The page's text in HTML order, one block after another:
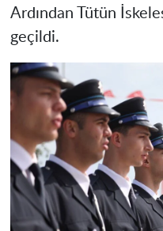
Ardından Tütün
geçildi.